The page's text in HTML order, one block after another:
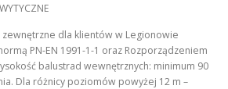
dla klientów w Legionowie
PN-EN 1991-1-1 oraz Rozporządzeniem
balustrad wewnętrznych: minimum 90
Dla różnicy poziomów powyżej 12 m –